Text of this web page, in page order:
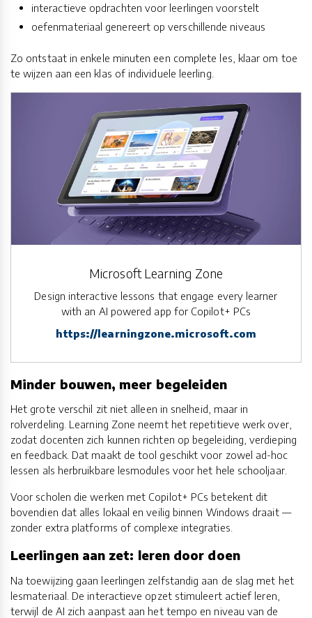
interactieve opdrachten voor leerlingen voorstelt
oefenmateriaal genereert op verschillende niveaus
Zo ontstaat in enkele minuten een complete les, klaar om toe
te wijzen aan een klas of individuele leerling.
Microsoft Learning Zone
Design interactive lessons that engage every learner
with an AI powered app for Copilot+ PCs
https://learningzone.microsoft.com
Minder bouwen, meer begeleiden
Het grote verschil zit niet alleen in snelheid, maar in
rolverdeling. Learning Zone neemt het repetitieve werk over,
zodat docenten zich kunnen richten op begeleiding, verdieping
en feedback. Dat maakt de tool geschikt voor zowel ad-hoc
lessen als herbruikbare lesmodules voor het hele schooljaar.
Voor scholen die werken met Copilot+ PCs betekent dit
bovendien dat alles lokaal en veilig binnen Windows draait —
zonder extra platforms of complexe integraties.
Leerlingen aan zet: leren door doen
Na toewijzing gaan leerlingen zelfstandig aan de slag met het
lesmateriaal. De interactieve opzet stimuleert actief leren,
terwijl de AI zich aanpast aan het tempo en niveau van de